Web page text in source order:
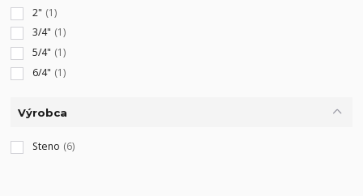
2" (1)
3/4" (1)
5/4" (1)
6/4" (1)
Výrobca
Steno (6)